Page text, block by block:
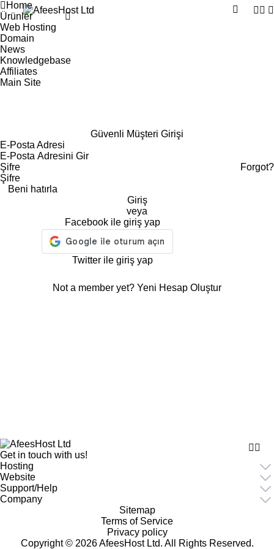
Home
Ürünler
Web Hosting
Domain
News
Knowledgebase
Affiliates
Main Site
Güvenli Müşteri Girişi
E-Posta Adresi
Şifre Forgot?
Beni hatırla
Giriş
veya
Facebook ile giriş yap
Twitter ile giriş yap
Not a member yet? Yeni Hesap Oluştur
Get in touch with us!
Hosting
Website
Support/Help
Company
Copyright © 2026 AfeesHost Ltd. All Rights Reserved.
Sitemap
Terms of Service
Privacy policy